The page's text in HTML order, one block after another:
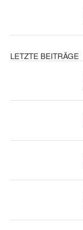
LETZTE BEITRÄGE